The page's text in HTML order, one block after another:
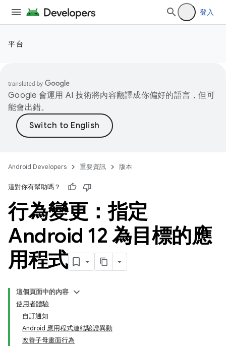
登入
平台
Google 會運用 AI 技術將內容翻譯成你偏好的語言，但可
能會出錯。
Android Developers 重要資訊 版本
這對你有幫助嗎？
行為變更：指定
Android 12 為目標的應
用程式
這個頁面中的內容
使用者體驗
自訂通知
Android 應用程式連結驗證異動
改善子母畫面行為